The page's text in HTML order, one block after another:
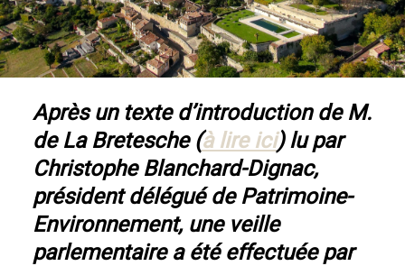
Après un texte d’introduction de M.
de La Bretesche (à lire ici) lu par
Christophe Blanchard-Dignac,
président délégué de Patrimoine-
Environnement, une veille
parlementaire a été effectuée par